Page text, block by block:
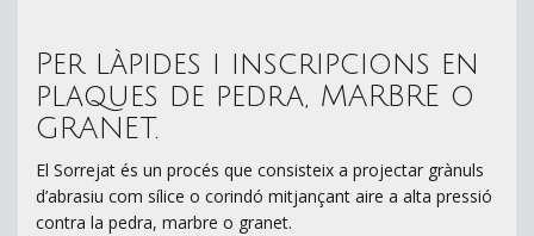
Per làpides i inscripcions en
plaques de pedra, MARBRE o
GRANET.
El Sorrejat és un procés que consisteix a projectar grànuls
d’abrasiu com sílice o corindó mitjançant aire a alta pressió
contra la pedra, marbre o granet.